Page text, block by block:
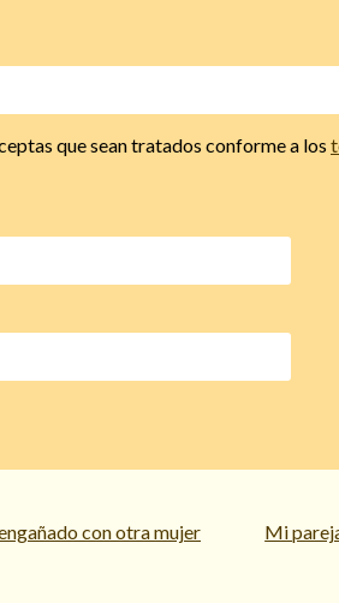
que sean tratados conforme a los
con otra mujer Mi